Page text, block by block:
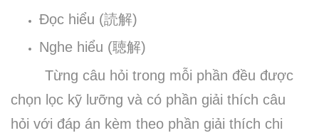
Đọc hiểu (読解)
Nghe hiểu (聴解)
Từng câu hỏi trong mỗi phần đều được
chọn lọc kỹ lưỡng và có phần giải thích câu
hỏi với đáp án kèm theo phần giải thích chi